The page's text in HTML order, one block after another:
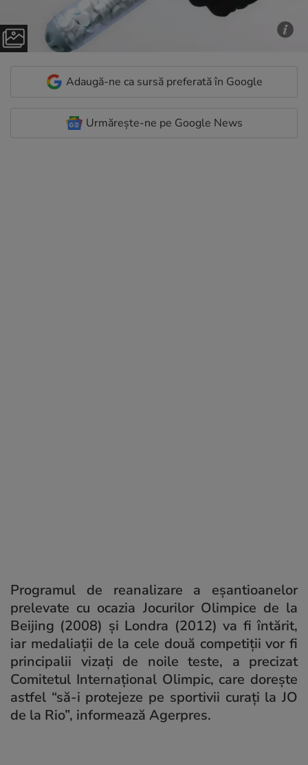
Adaugă-ne ca sursă preferată în Google
Urmărește-ne pe Google News
Programul de reanalizare a eșantioanelor
prelevate cu ocazia Jocurilor Olimpice de la
Beijing (2008) și Londra (2012) va fi întărit,
iar medaliații de la cele două competiții vor fi
principalii vizați de noile teste, a precizat
Comitetul Internațional Olimpic, care dorește
astfel “să-i protejeze pe sportivii curați la JO
de la Rio”, informează Agerpres.